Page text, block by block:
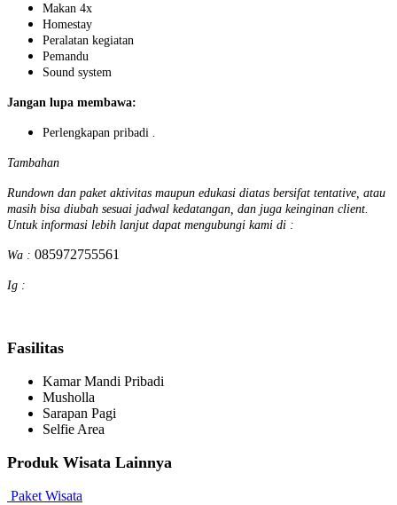
Makan 4x
Homestay
Peralatan kegiatan
Pemandu
Sound system
Jangan lupa membawa:
Perlengkapan pribadi
Tambahan
Rundown dan paket aktivitas maupun edukasi diatas bersifat tentative, atau
masih bisa diubah sesuai jadwal kedatangan, dan juga keinginan client.
Untuk informasi lebih lanjut dapat mengubungi kami di :
Wa : 085972755561
Ig :
Fasilitas
Kamar Mandi Pribadi
Musholla
Sarapan Pagi
Selfie Area
Produk Wisata Lainnya
Paket Wisata